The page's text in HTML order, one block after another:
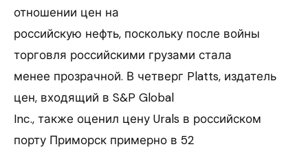
отношении цен на
российскую нефть, поскольку после войны
торговля российскими грузами стала
менее прозрачной. В четверг Platts, издатель
цен, входящий в S&P Global
Inc., также оценил цену Urals в российском
порту Приморск примерно в 52